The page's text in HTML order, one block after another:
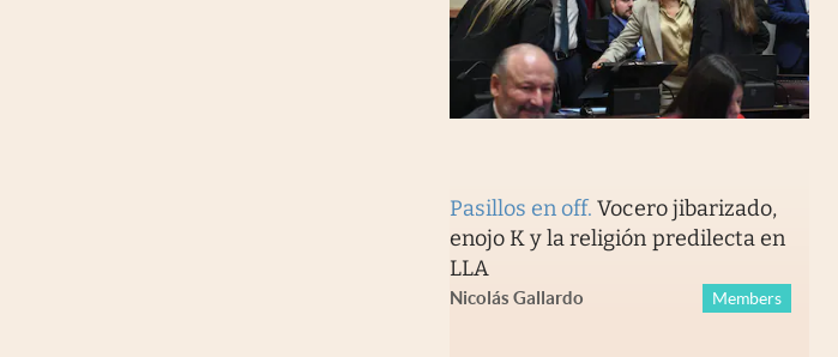
Pasillos en off.Vocero jibarizado,
enojo K y la religión predilecta en
LLA
Nicolás Gallardo Members